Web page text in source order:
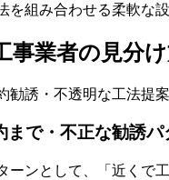
を組み合わせる柔軟な
事業者の見分
勧誘・不透明な工法提
まで・不正な勧誘
ーンとして、「近くで